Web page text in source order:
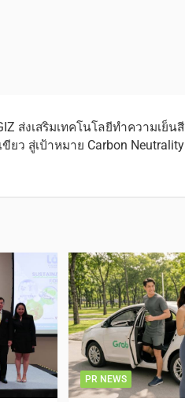
ส่งเสริมเทคโนโลยีทำความเย็นสี
เขียว สู่เป้าหมาย Carbon Neutrality
PR NEWS